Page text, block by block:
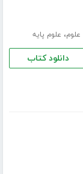
علوم، علوم پایه
دانلود کتاب